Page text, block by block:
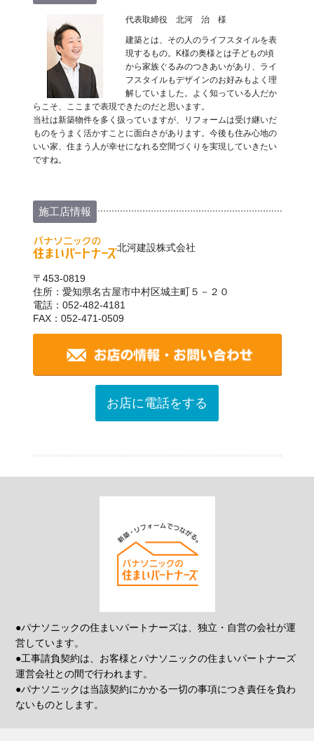
代表取締役 北河 治 様
建築とは、その人のライフスタイルを表
現するもの。K様の奥様とは子どもの頃
から家族ぐるみのつきあいがあり、ライ
フスタイルもデザインのお好みもよく理
解していました。よく知っている人だか
らこそ、ここまで表現できたのだと思います。
当社は新築物件を多く扱っていますが、リフォームは受け継いだ
ものをうまく活かすことに面白さがあります。今後も住み心地の
いい家、住まう人が幸せになれる空間づくりを実現していきたい
ですね。
施工店情報
北河建設株式会社
〒453-0819
住所：愛知県名古屋市中村区城主町５－２０
電話：052-482-4181
FAX：052-471-0509
お店に電話をする
●パナソニックの住まいパートナーズは、独立・自営の会社が運
営しています。
●工事請負契約は、お客様とパナソニックの住まいパートナーズ
運営会社との間で行われます。
●パナソニックは当該契約にかかる一切の事項につき責任を負わ
ないものとします。